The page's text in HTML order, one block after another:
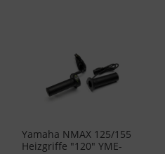
Yamaha NMAX 125/155
Heizgriffe "120" YME-